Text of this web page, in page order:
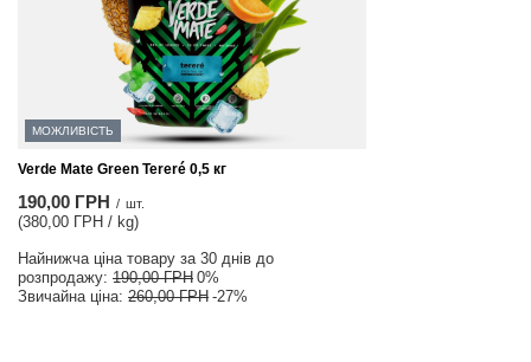
МОЖЛИВІСТЬ
Verde Mate Green Tereré 0,5 кг
190,00 ГРН / шт.
(380,00 ГРН / kg)
Найнижча ціна товару за 30 днів до
розпродажу: 190,00 ГРН 0%
Звичайна ціна: 260,00 ГРН -27%